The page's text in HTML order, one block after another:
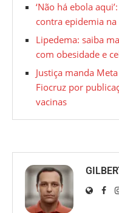
‘Não há ebola
contra epidemia na
Lipedema: saiba
com obesidade e
Justiça manda
Fiocruz por
vacinas